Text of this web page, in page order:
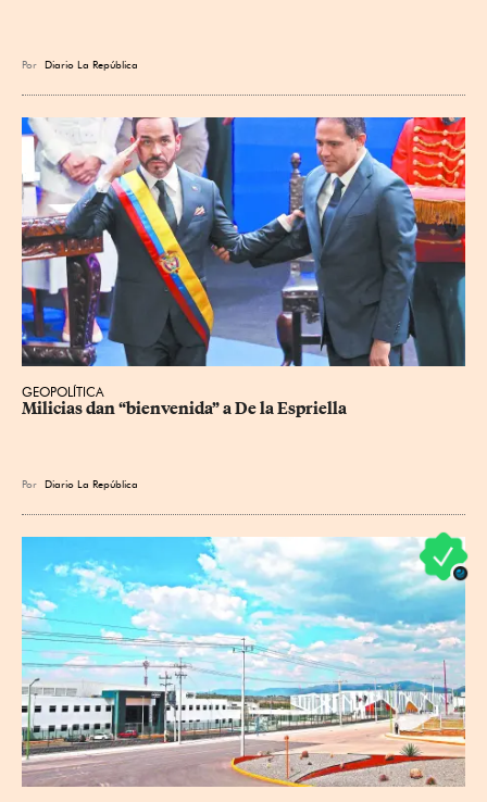
Por Diario La República
GEOPOLÍTICA
Milicias dan “bienvenida” a De la Espriella
Por Diario La República